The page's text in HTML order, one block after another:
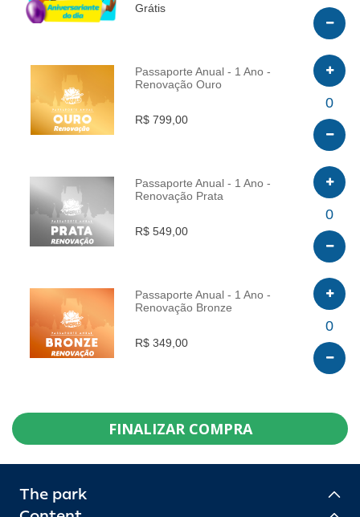
Grátis
INFO
Passaporte Anual - 1 Ano -
Renovação Ouro
R$ 799,00
0
INFO
Passaporte Anual - 1 Ano -
Renovação Prata
R$ 549,00
0
INFO
Passaporte Anual - 1 Ano -
Renovação Bronze
R$ 349,00
0
FINALIZAR COMPRA
The park